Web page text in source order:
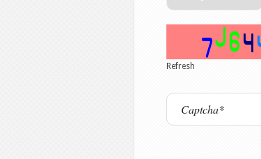
Refresh